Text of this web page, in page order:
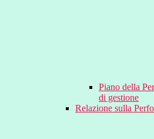
Piano della
di gestione
Relazione sulla